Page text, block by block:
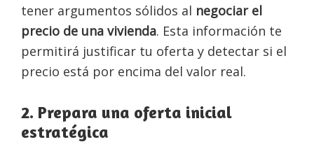
tener argumentos sólidos al negociar el
precio de una vivienda. Esta información te
permitirá justificar tu oferta y detectar si el
precio está por encima del valor real.
2. Prepara una oferta inicial
estratégica